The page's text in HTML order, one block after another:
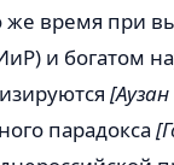
же время при
и богатом
парадокса